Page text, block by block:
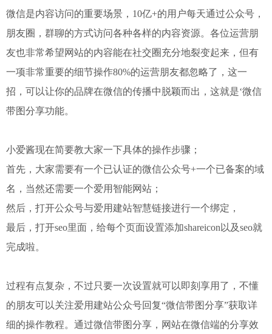
微信是内容访问的重要场景，10亿+的用户每天通过公众号，
朋友圈，群聊的方式访问各种各样的内容资源。各位运营朋
友也非常希望网站的内容能在社交圈充分地裂变起来，但有
一项非常重要的细节操作80%的运营朋友都忽略了，这一
招，可以让你的品牌在微信的传播中脱颖而出，这就是‘微信
带图分享功能。
小爱酱现在简要教大家一下具体的操作步骤；
首先，大家需要有一个已认证的微信公众号+一个已备案的域
名，当然还需要一个爱用智能网站；
然后，打开公众号与爱用建站智慧链接进行一个绑定，
最后，打开seo里面，给每个页面设置添加shareicon以及seo就
完成啦。
过程有点复杂，不过只要一次设置就可以即刻享用了，不懂
的朋友可以关注爱用建站公众号回复“微信带图分享”获取详
细的操作教程。通过微信带图分享，网站在微信端的分享效